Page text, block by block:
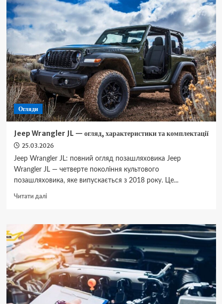
двигуні
під
час
розгону
автомобіля
Огляди
Jeep Wrangler JL — огляд, характеристики та комплектації
25.03.2026
Jeep Wrangler JL: повний огляд позашляховика Jeep
Wrangler JL — четверте покоління культового
позашляховика, яке випускається з 2018 року. Це...
Читати даліДокладніше
Wrangler
JL
—
огляд,
характеристики
та
комплектації